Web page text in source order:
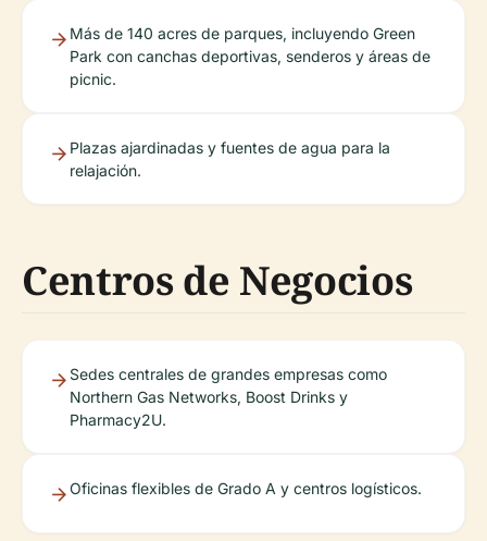
Más de 140 acres de parques, incluyendo Green
Park con canchas deportivas, senderos y áreas de
picnic.
Plazas ajardinadas y fuentes de agua para la
relajación.
Centros de Negocios
Sedes centrales de grandes empresas como
Northern Gas Networks, Boost Drinks y
Pharmacy2U.
Oficinas flexibles de Grado A y centros logísticos.